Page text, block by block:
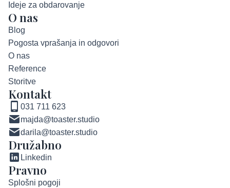
Ideje za obdarovanje
O nas
Blog
Pogosta vprašanja in odgovori
O nas
Reference
Storitve
Kontakt
031 711 623
majda@toaster.studio
darila@toaster.studio
Družabno
Linkedin
Pravno
Splošni pogoji